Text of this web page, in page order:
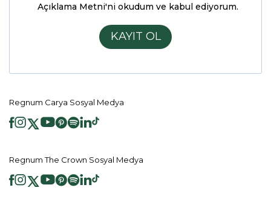
Açıklama Metni'ni okudum ve kabul ediyorum.
KAYIT OL
Regnum Carya Sosyal Medya
Regnum The Crown Sosyal Medya